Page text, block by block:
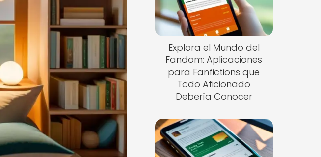
Explora el Mundo del
Fandom: Aplicaciones
para Fanfictions que
Todo Aficionado
Debería Conocer